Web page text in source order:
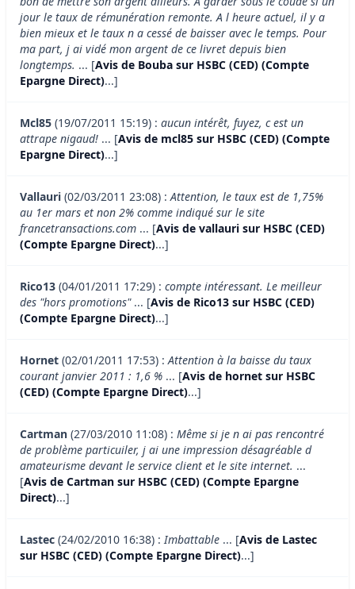
jour le taux de rémunération remonte. A l heure actuel, il y a
bien mieux et le taux n a cessé de baisser avec le temps. Pour
ma part, j ai vidé mon argent de ce livret depuis bien
longtemps. ... [Avis de Bouba sur HSBC (CED) (Compte
Epargne Direct)...]
Mcl85 (19/07/2011 15:19) : aucun intérêt, fuyez, c est un
attrape nigaud! ... [Avis de mcl85 sur HSBC (CED) (Compte
Epargne Direct)...]
Vallauri (02/03/2011 23:08) :Attention, le taux est de 1,75%
au 1er mars et non 2% comme indiqué sur le site
francetransactions.com ... [Avis de vallauri sur HSBC (CED)
(Compte Epargne Direct)...]
Rico13 (04/01/2011 17:29) : compte intéressant. Le meilleur
des "hors promotions"... [Avis de Rico13 sur HSBC (CED)
(Compte Epargne Direct)...]
Hornet (02/01/2011 17:53) :Attention à la baisse du taux
courant janvier 2011 : 1,6 % ... [Avis de hornet sur HSBC
(CED) (Compte Epargne Direct)...]
Cartman (27/03/2010 11:08) : Même si je n ai pas rencontré
de problème particuiler, j ai une impression désagréable d
amateurisme devant le service client et le site internet. ...
[Avis de Cartman sur HSBC (CED) (Compte Epargne
Direct)...]
Lastec (24/02/2010 16:38) :Imbattable ... [Avis de Lastec
sur HSBC (CED) (Compte Epargne Direct)...]